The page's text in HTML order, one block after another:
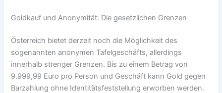
Goldkauf und Anonymität: Die gesetzlichen Grenzen
Österreich bietet derzeit noch die Möglichkeit des
sogenannten anonymen Tafelgeschäfts, allerdings
innerhalb strenger Grenzen. Bis zu einem Betrag von
9.999,99 Euro pro Person und Geschäft kann Gold gegen
Barzahlung ohne Identitätsfeststellung erworben werden.